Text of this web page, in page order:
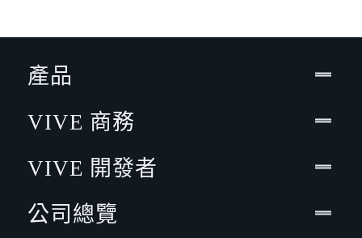
產品
VIVE 商務
VIVE 開發者
公司總覽